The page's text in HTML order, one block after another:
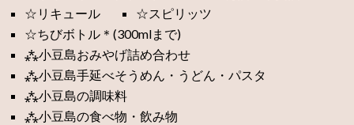
☆リキュール
☆スピリッツ
☆ちびボトル＊(300mlまで)
⁂小豆島おみやげ詰め合わせ
⁂小豆島手延べそうめん・うどん・パスタ
⁂小豆島の調味料
⁂小豆島の食べ物・飲み物